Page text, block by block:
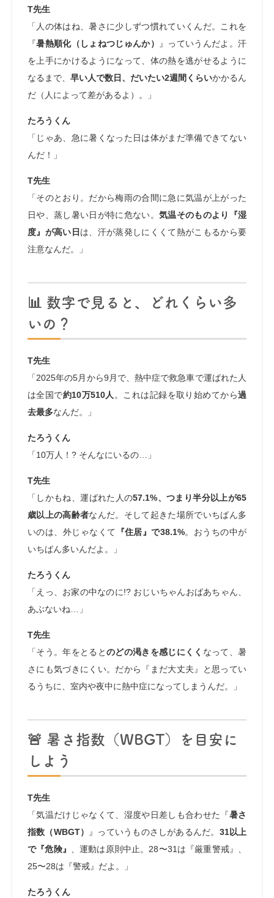
T先生
「人の体はね、暑さに少しずつ慣れていくんだ。これを
『暑熱順化（しょねつじゅんか）
』っていうんだよ。汗
を上手にかけるようになって、体の熱を逃がせるように
なるまで、 早い人で数日、だいたい2週間くらいかかるん
だ（人によって差があるよ）。」
たろうくん
「じゃあ、急に暑くなった日は体がまだ準備できてない
んだ！」
T先生
「そのとおり。だから梅雨の合間に急に気温が上がった
日や、蒸し暑い日が特に危ない。 気温そのものより『湿
度』が高い日 は、汗が蒸発しにくくて熱がこもるから要
注意なんだ。」
📊 数字で見ると、どれくらい多
いの？
T先生
「2025年の5月から9月で、熱中症で救急車で運ばれた人
は全国で約10万510人 。これは記録を取り始めてから過
去最多なんだ。」
たろうくん
「10万人！? そんなにいるの…」
T先生
「しかもね、運ばれた人の57.1%、つまり半分以上が65
歳以上の高齢者なんだ。そして起きた場所でいちばん多
いのは、外じゃなくて 『住居』で38.1%。おうちの中が
いちばん多いんだよ。」
たろうくん
「えっ、お家の中なのに!? おじいちゃんおばあちゃん、
あぶないね…」
T先生
「そう。年をとるとのどの渇きを感じにくく なって、暑
さにも気づきにくい。だから『まだ大丈夫』と思ってい
るうちに、室内や夜中に熱中症になってしまうんだ。」
🚨 暑さ指数（WBGT）を目安に
しよう
T先生
「気温だけじゃなくて、湿度や日差しも合わせた『暑さ
指数（WBGT）
』っていうものさしがあるんだ。 31以上
で『危険』
、運動は原則中止。28〜31は『厳重警戒』、
25〜28は『警戒』だよ。」
たろうくん